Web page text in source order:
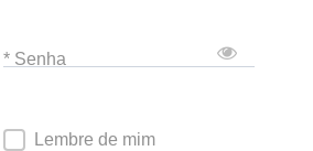
* Senha
Lembre de mim